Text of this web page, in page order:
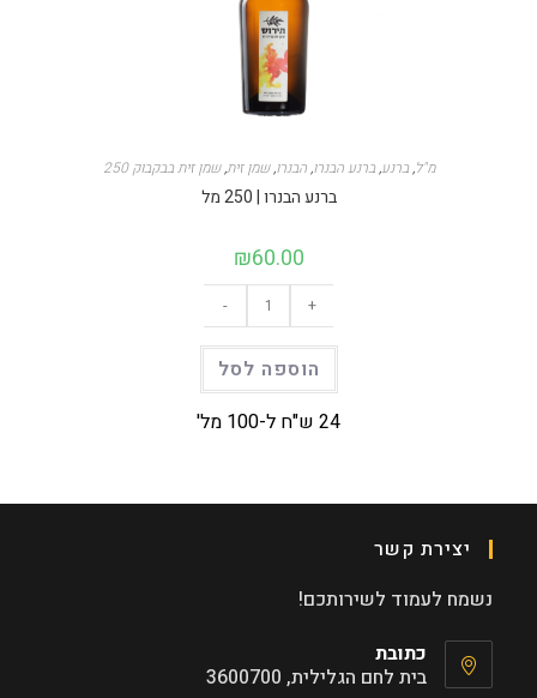
250 מ"ל,ברנע,ברנע הבנרו,הבנרו,שמן זית,שמן זית בבקבוק
ברנע הבנרו | 250 מל
₪60.00
- +
הוספה לסל
24 ש"ח ל-100 מל'
יצירת קשר
נשמח לעמוד לשירותכם!
כתובת
בית לחם הגלילית, 3600700